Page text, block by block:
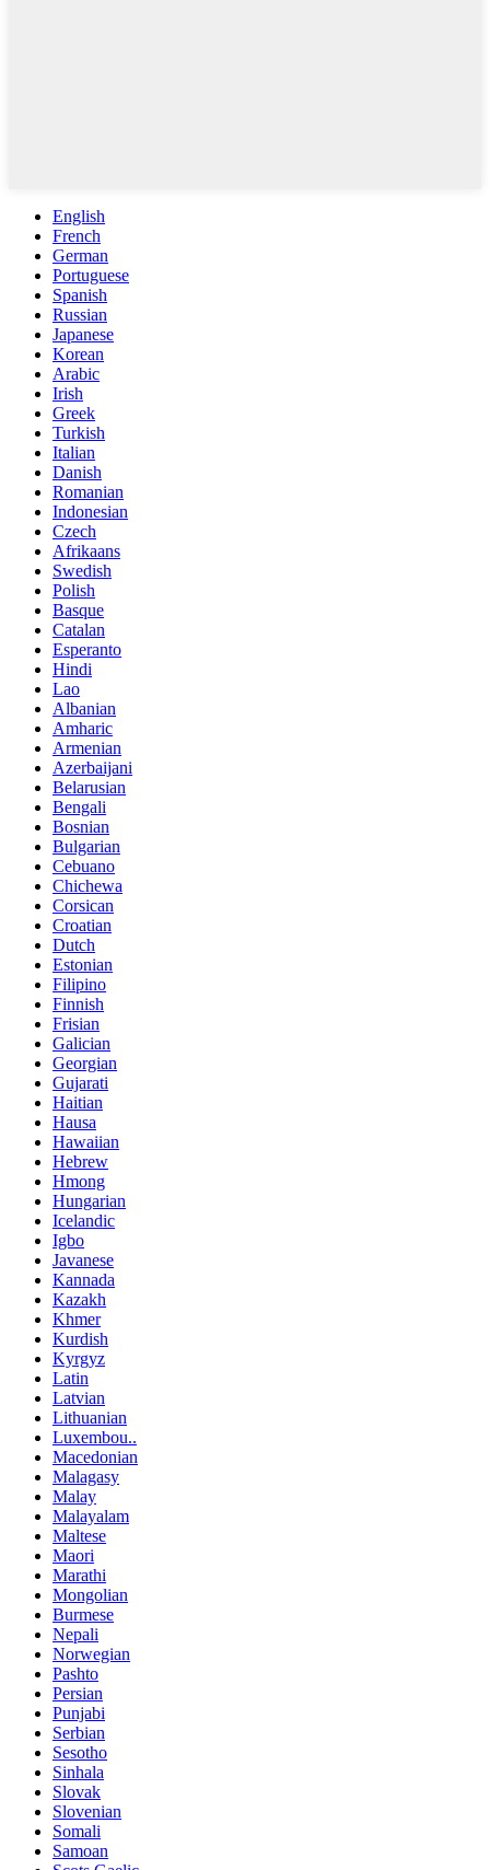
English
French
German
Portuguese
Spanish
Russian
Japanese
Korean
Arabic
Irish
Greek
Turkish
Italian
Danish
Romanian
Indonesian
Czech
Afrikaans
Swedish
Polish
Basque
Catalan
Esperanto
Hindi
Lao
Albanian
Amharic
Armenian
Azerbaijani
Belarusian
Bengali
Bosnian
Bulgarian
Cebuano
Chichewa
Corsican
Croatian
Dutch
Estonian
Filipino
Finnish
Frisian
Galician
Georgian
Gujarati
Haitian
Hausa
Hawaiian
Hebrew
Hmong
Hungarian
Icelandic
Igbo
Javanese
Kannada
Kazakh
Khmer
Kurdish
Kyrgyz
Latin
Latvian
Lithuanian
Luxembou..
Macedonian
Malagasy
Malay
Malayalam
Maltese
Maori
Marathi
Mongolian
Burmese
Nepali
Norwegian
Pashto
Persian
Punjabi
Serbian
Sesotho
Sinhala
Slovak
Slovenian
Somali
Samoan